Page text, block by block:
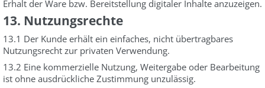
Erhalt der Ware bzw. Bereitstellung digitaler Inhalte anzuzeigen.
13. Nutzungsrechte
13.1 Der Kunde erhält ein einfaches, nicht übertragbares
Nutzungsrecht zur privaten Verwendung.
13.2 Eine kommerzielle Nutzung, Weitergabe oder Bearbeitung
ist ohne ausdrückliche Zustimmung unzulässig.